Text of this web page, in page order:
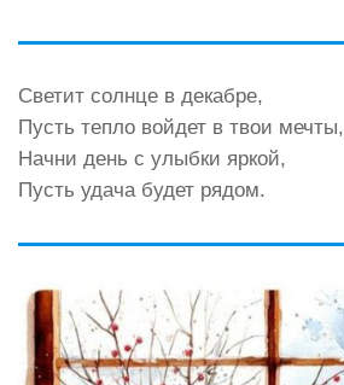
Светит солнце в декабре,
Пусть тепло войдет в твои мечты,
Начни день с улыбки яркой,
Пусть удача будет рядом.